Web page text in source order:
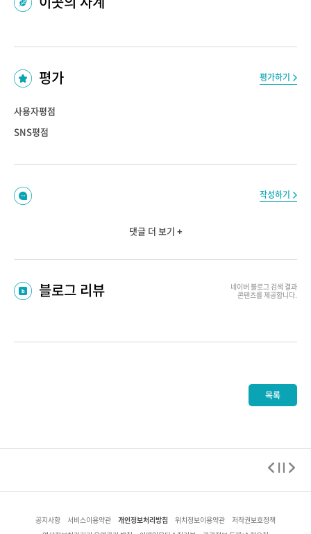
평가 평가하기
사용자평점
SNS평점
작성하기
댓글 더 보기 +
블로그 리뷰 네이버 블로그 검색 결과
콘텐츠를 제공합니다.
목록
공지사항 서비스이용약관 개인정보처리방침 위치정보이용약관 저작권보호정책